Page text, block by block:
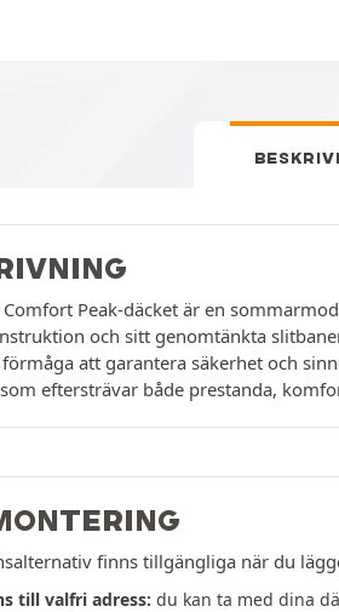
Comfort Peak-däcket är en
och sitt genomtänkta
att garantera säkerhet och
eftersträvar både prestanda,
finns tillgängliga när du
till valfri adress: du kan ta med dina